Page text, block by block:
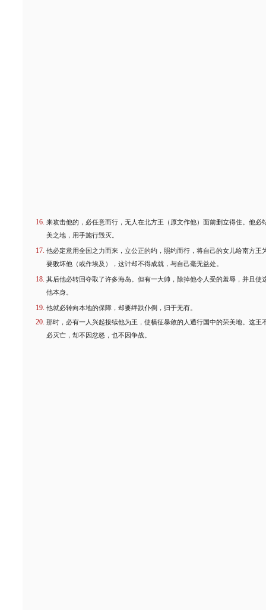
来攻击他的，必任意而行，无人在北方王（原文作他）面前删立得住。他必
美之地，用手施行毁灭。
他必定意用全国之力而来，立公正的约，照约而行，将自己的女儿给南方王
要败坏他（或作埃及），这计却不得成就，与自己毫无益处。
其后他必转回夺取了许多海岛。但有一大帅，除掉他令人受的羞辱，并且使
他本身。
他就必转向本地的保障，却要绊跌仆倒，归于无有。
那时，必有一人兴起接续他为王，使横征暴敛的人通行国中的荣美地。这王
必灭亡，却不因忿怒，也不因争战。